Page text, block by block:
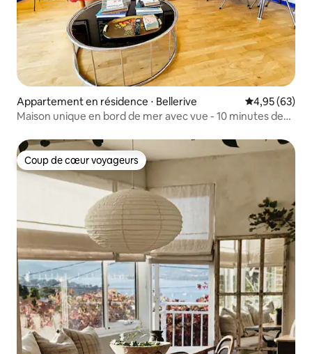
Appartement en résidence ⋅ Bellerive Évaluation
4,95 (63)
Maison unique en bord de mer avec vue - 10 minutes de
Coup de cœur voyageurs
Coup de cœur voyageurs